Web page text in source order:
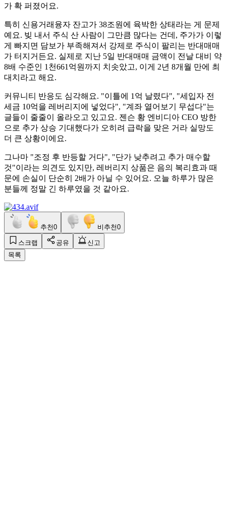
가 확 퍼졌어요.
특히 신용거래융자 잔고가 38조원에 육박한 상태라는 게 문제
예요. 빚 내서 주식 산 사람이 그만큼 많다는 건데, 주가가 이렇
게 빠지면 담보가 부족해져서 강제로 주식이 팔리는 반대매매
가 터지거든요. 실제로 지난 5일 반대매매 금액이 전날 대비 약
8배 수준인 1천661억원까지 치솟았고, 이게 2년 8개월 만에 최
대치라고 해요.
커뮤니티 반응도 심각해요. "이틀에 1억 날렸다", "세입자 전
세금 10억을 레버리지에 넣었다", "계좌 열어보기 무섭다"는
글들이 줄줄이 올라오고 있고요. 젠슨 황 엔비디아 CEO 방한
으로 추가 상승 기대했다가 오히려 급락을 맞은 거라 실망도
더 큰 상황이에요.
그나마 "조정 후 반등할 거다", "단가 낮추려고 추가 매수할
것"이라는 의견도 있지만, 레버리지 상품은 음의 복리효과 때
문에 손실이 단순히 2배가 아닐 수 있어요. 오늘 하루가 많은
분들께 정말 긴 하루였을 것 같아요.
추천0 비추천0
스크랩 공유
신고
목록